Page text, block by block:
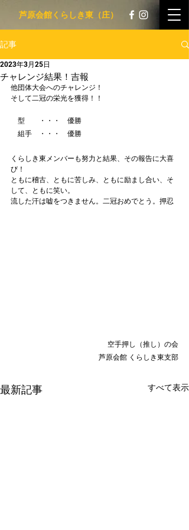
​ 芦原会館くらしき東（庄）
記事
チャレンジ結果！吉報
2023年3月25日
他団体大会へのチャレンジ！
そして二冠の栄光を獲得！！
型　　・・・　優勝
組手　・・・　優勝
くらしき東メンバーも努力と結果、その報告に大喜
び！
ともに稽古、ともに苦しみ、ともに励まし合い、そ
して、ともに笑い。
流した汗は嘘をつきません。二冠おめでとう。押忍
空手押し（推し）の会
芦原会館 くらしき東支部
最新記事 すべて表示